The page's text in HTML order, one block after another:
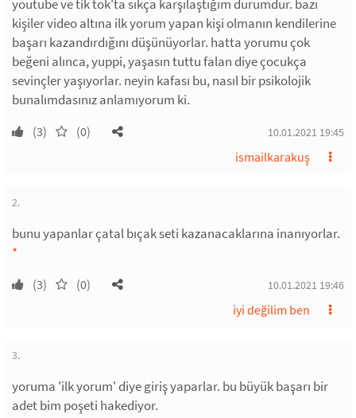
youtube ve tik tok'ta sıkça karşılaştığım durumdur. bazı
kişiler video altına ilk yorum yapan kişi olmanın kendilerine
başarı kazandırdığını düşünüyorlar. hatta yorumu çok
beğeni alınca, yuppi, yaşasın tuttu falan diye çocukça
sevinçler yaşıyorlar. neyin kafası bu, nasıl bir psikolojik
bunalımdasınız anlamıyorum ki.
(3) (0) 10.01.2021 19:45
ismailkarakuş
2.
bunu yapanlar çatal bıçak seti kazanacaklarına inanıyorlar.
*
(3) (0) 10.01.2021 19:46
iyi değilim ben
3.
yoruma 'ilk yorum' diye giriş yaparlar. bu büyük başarı bir
adet bim poşeti hakediyor.